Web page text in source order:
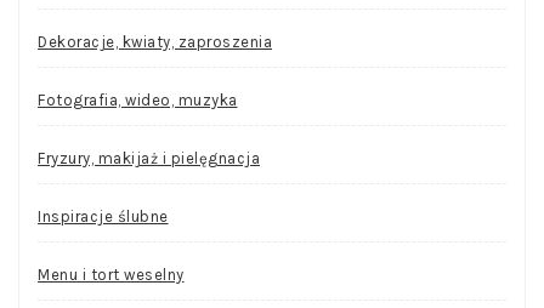
Dekoracje, kwiaty, zaproszenia
Fotografia, wideo, muzyka
Fryzury, makijaż i pielęgnacja
Inspiracje ślubne
Menu i tort weselny